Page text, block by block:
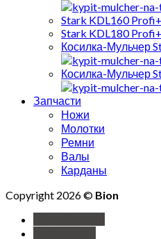
Stark KDL160 Profi+
Stark KDL180 Profi+
Косилка-Мульчер
Косилка-Мульчер
Запчасти
Ножи
Молотки
Ремни
Валы
Карданы
Copyright 2026 © Bion